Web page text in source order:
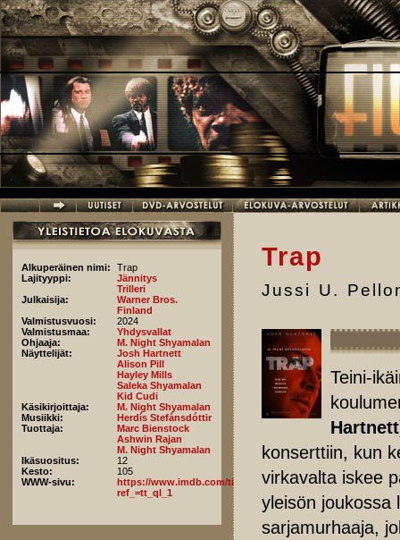
Hyppää pääsisältöön
Alkuperäinen nimi:
Trap
Lajityyppi:
Jännitys
Trilleri
Julkaisija:
Warner Bros.
Finland
Valmistusvuosi:
2024
Valmistusmaa:
Yhdysvallat
Ohjaaja:
M. Night Shyamalan
Näyttelijät:
Josh Hartnett
Alison Pill
Hayley Mills
Saleka Shyamalan
Kid Cudi
Käsikirjoittaja:
M. Night Shyamalan
Musiikki:
Herdís Stefánsdóttir
Tuottaja:
Marc Bienstock
Ashwin Rajan
M. Night Shyamalan
Ikäsuositus:
12
Kesto:
105
WWW-sivu:
https://www.imdb.com/title/tt26753003/fullcredits/?
ref_=tt_ql_1
Trap
Jussi U.
Teini-
Hartnett
konserttiin, kun
virkavalta iskee
yleisön joukossa
sarjamurhaaja,